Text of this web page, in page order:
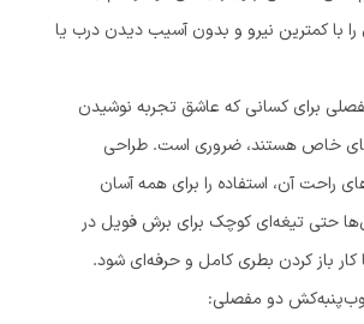
با کمترین نیرو و بدون آسیب دیدن درب یا
برای کسانی که عاشق تجربه نوشیدن
خاص هستند، ضروری است. طراحی
راحت آن، استفاده را برای همه آسان
حتی تیغه‌ای کوچک برای برش فویل در
کار باز کردن بطری کامل و حرفه‌ای شود.
دو مفصلی: